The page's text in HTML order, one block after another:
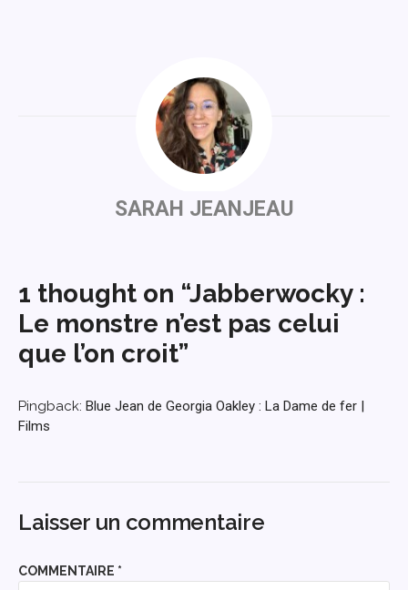
SARAH JEANJEAU
1 thought on “Jabberwocky :
Le monstre n’est pas celui
que l’on croit”
Pingback: Blue Jean de Georgia Oakley : La Dame de fer |
Films
Laisser un commentaire
COMMENTAIRE *